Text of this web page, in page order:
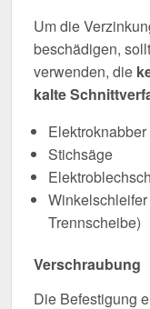
Um die
beschädigen,
verwenden, die
kalte
Elektroknabber
Stichsäge
Trennscheibe)
Verschraubung
Die Befestigung